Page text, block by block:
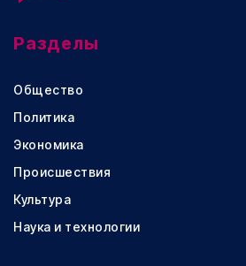
Разделы
Общество
Политика
Экономика
Происшествия
Культура
Наука и технологии